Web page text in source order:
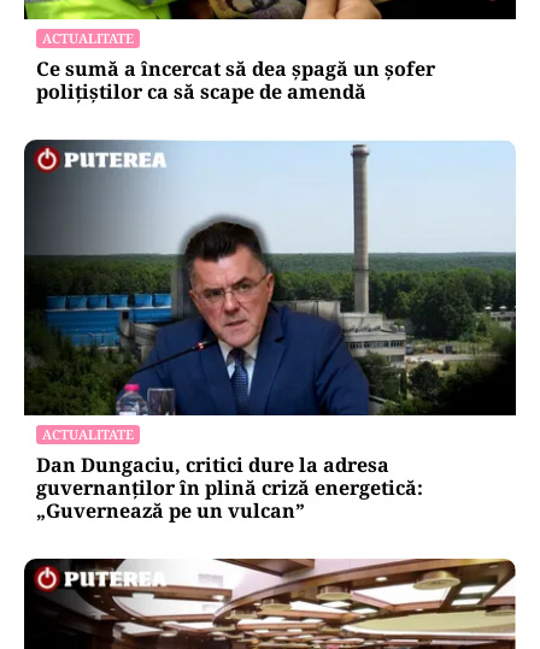
ACTUALITATE
Ce sumă a încercat să dea șpagă un șofer
polițiștilor ca să scape de amendă
ACTUALITATE
Dan Dungaciu, critici dure la adresa
guvernanților în plină criză energetică:
„Guvernează pe un vulcan”